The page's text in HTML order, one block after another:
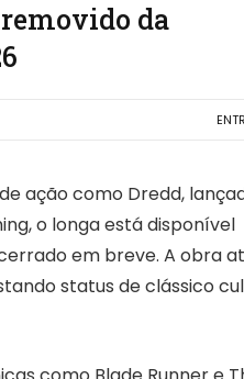
da
ação como Dredd,
o longa está disponível
em breve. A obra
status de clássico